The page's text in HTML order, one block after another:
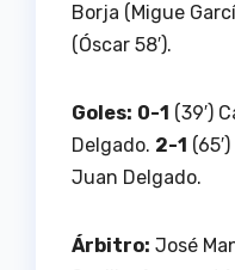
Borja (Migue
(Óscar 58′).
Goles: 0-1 (39′)
Delgado. 2-1
Juan Delgado.
Árbitro: José